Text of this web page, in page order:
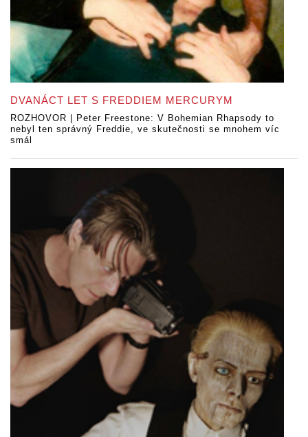
DVANÁCT LET S FREDDIEM MERCURYM
ROZHOVOR | Peter Freestone: V Bohemian Rhapsody to
nebyl ten správný Freddie, ve skutečnosti se mnohem víc
smál